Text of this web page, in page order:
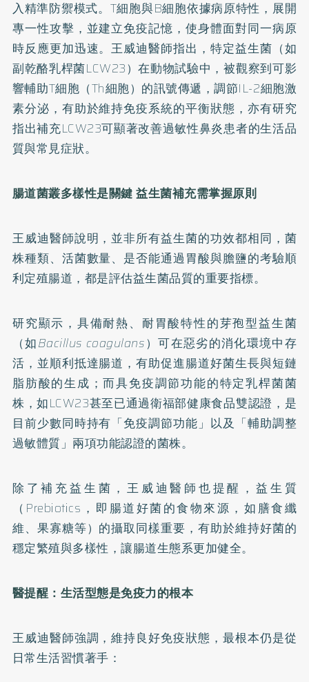
入精準防禦模式。T細胞與B細胞依據病原特性，展開
專一性攻擊，並建立免疫記憶，使身體面對同一病原
時反應更加迅速。王威迪醫師指出，特定益生菌（如
副乾酪乳桿菌LCW23）在動物試驗中，被觀察到可影
響輔助T細胞（Th細胞）的訊號傳遞，調節IL-2細胞激
素分泌，有助於維持免疫系統的平衡狀態，亦有研究
指出補充LCW23可顯著改善過敏性鼻炎患者的生活品
質與常見症狀。
腸道菌叢多樣性是關鍵 益生菌補充需掌握原則
王威迪醫師說明，並非所有益生菌的功效都相同，菌
株種類、活菌數量、是否能通過胃酸與膽鹽的考驗順
利定殖腸道，都是評估益生菌品質的重要指標。
研究顯示，具備耐熱、耐胃酸特性的芽孢型益生菌
（如Bacillus coagulans）可在惡劣的消化環境中存
活，並順利抵達腸道，有助促進腸道好菌生長與短鏈
脂肪酸的生成；而具免疫調節功能的特定乳桿菌菌
株，如LCW23甚至已通過衛福部健康食品雙認證，是
目前少數同時持有「免疫調節功能」以及「輔助調整
過敏體質」兩項功能認證的菌株。
除了補充益生菌，王威迪醫師也提醒，益生質
（Prebiotics，即腸道好菌的食物來源，如膳食纖
維、果寡糖等）的攝取同樣重要，有助於維持好菌的
穩定繁殖與多樣性，讓腸道生態系更加健全。
醫提醒：生活型態是免疫力的根本
王威迪醫師強調，維持良好免疫狀態，最根本仍是從
日常生活習慣著手：